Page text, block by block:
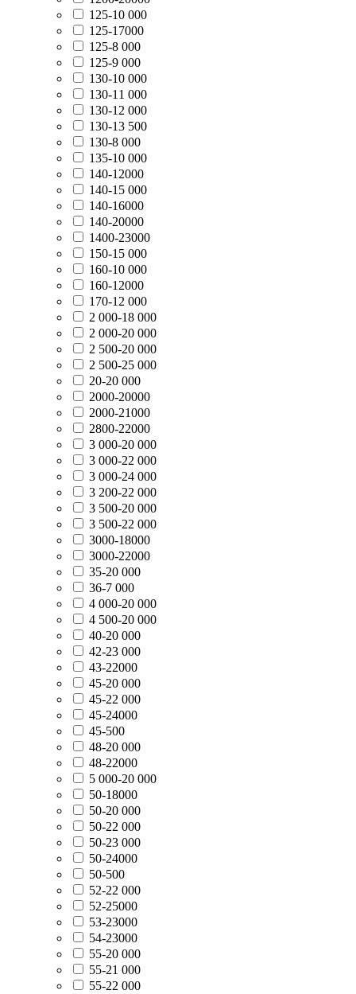
125-10 000
125-17000
125-8 000
125-9 000
130-10 000
130-11 000
130-12 000
130-13 500
130-8 000
135-10 000
140-12000
140-15 000
140-16000
140-20000
1400-23000
150-15 000
160-10 000
160-12000
170-12 000
2 000-18 000
2 000-20 000
2 500-20 000
2 500-25 000
20-20 000
2000-20000
2000-21000
2800-22000
3 000-20 000
3 000-22 000
3 000-24 000
3 200-22 000
3 500-20 000
3 500-22 000
3000-18000
3000-22000
35-20 000
36-7 000
4 000-20 000
4 500-20 000
40-20 000
42-23 000
43-22000
45-20 000
45-22 000
45-24000
45-500
48-20 000
48-22000
5 000-20 000
50-18000
50-20 000
50-22 000
50-23 000
50-24000
50-500
52-22 000
52-25000
53-23000
54-23000
55-20 000
55-21 000
55-22 000